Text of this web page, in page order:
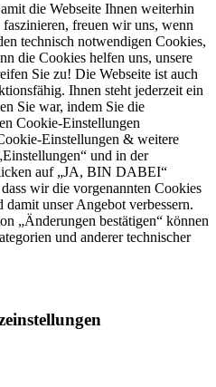
die Webseite Ihnen weiterhin
freuen wir uns, wenn
technisch notwendigen Cookies,
die Cookies helfen uns, unsere
Sie zu! Die Webseite ist auch
Ihnen steht jederzeit ein
Sie war, indem Sie die
Cookie-Einstellungen
Einstellungen & weitere
und in der
auf „JA, BIN DABEI“
wir die vorgenannten Cookies
unser Angebot verbessern.
„Änderungen bestätigen“ können
und anderer technischer